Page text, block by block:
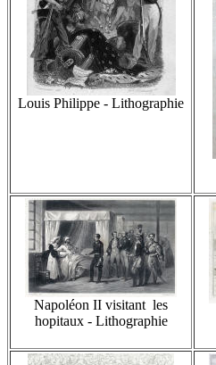
Louis Philippe - Lithographie
Napoléon II visitant les
hopitaux - Lithographie